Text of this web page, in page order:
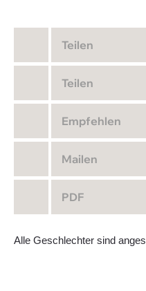
Teilen
Teilen
Empfehlen
Mailen
PDF
Alle Geschlechter sind